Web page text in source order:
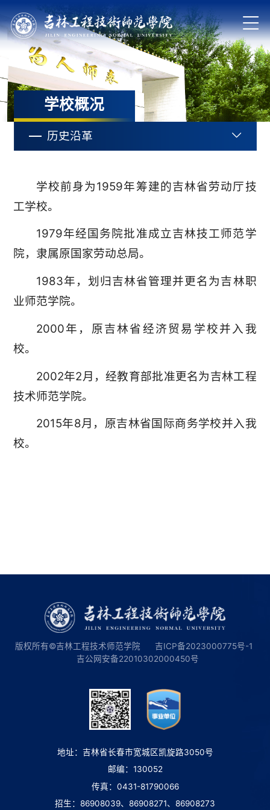
学校概况
历史沿革
学校前身为1959年筹建的吉林省劳动厅技
工学校。
1979年经国务院批准成立吉林技工师范学
院，隶属原国家劳动总局。
1983年，划归吉林省管理并更名为吉林职
业师范学院。
2000年，原吉林省经济贸易学校并入我
校。
2002年2月，经教育部批准更名为吉林工程
技术师范学院。
2015年8月，原吉林省国际商务学校并入我
校。
地址：吉林省长春市宽城区凯旋路3050号
邮编：130052
传真：0431-81790066
招生：86908039、86908271、86908273
版权所有©吉林工程技术师范学院 吉ICP备2023000775号-1
吉公网安备22010302000450号